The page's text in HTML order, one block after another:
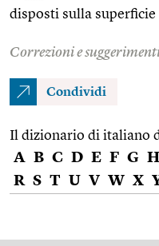
disposti sulla superficie
Correzioni e
Condividi
Il dizionario di italiano
A B C D E F G H
R S T U V W X